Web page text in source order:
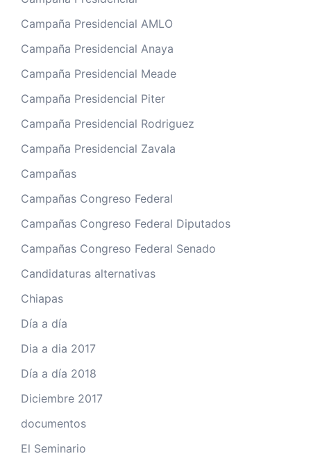
Campaña Presidencial AMLO
Campaña Presidencial Anaya
Campaña Presidencial Meade
Campaña Presidencial Piter
Campaña Presidencial Rodriguez
Campaña Presidencial Zavala
Campañas
Campañas Congreso Federal
Campañas Congreso Federal Diputados
Campañas Congreso Federal Senado
Candidaturas alternativas
Chiapas
Día a día
Dia a dia 2017
Día a día 2018
Diciembre 2017
documentos
El Seminario